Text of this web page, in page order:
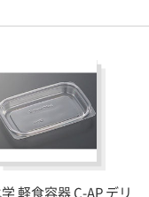
軽食容器 C-AP デリ